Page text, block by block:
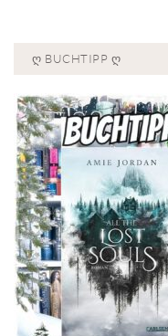
Ღ BUCHTIPP Ღ